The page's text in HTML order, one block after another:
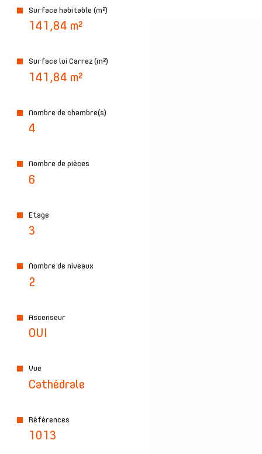
bilan
énergétique
Surface habitable (m²)
141,84 m²
Surface loi Carrez (m²)
141,84 m²
Nombre de chambre(s)
4
Nombre de pièces
6
Etage
3
Nombre de niveaux
2
Ascenseur
OUI
Vue
Cathédrale
Références
1013